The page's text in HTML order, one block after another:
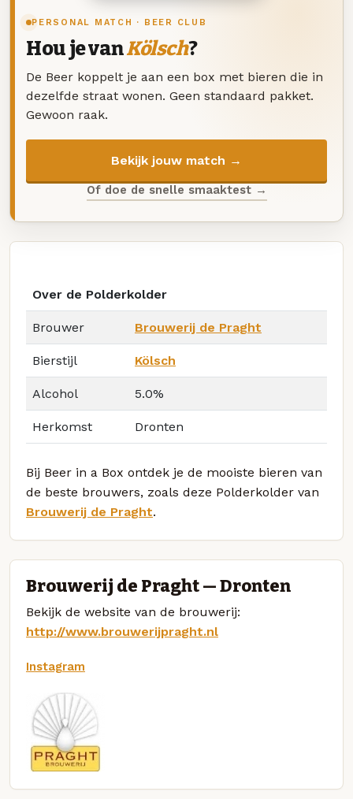
PERSONAL MATCH · BEER CLUB
Hou je vanKölsch?
De Beer koppelt je aan een box met bieren die in
dezelfde straat wonen. Geen standaard pakket.
Gewoon raak.
Bekijk jouw match →
Of doe de snelle smaaktest →
Over de Polderkolder
Brouwer Brouwerij de Praght
Bierstijl Kölsch
Alcohol 5.0%
Herkomst Dronten
Bij Beer in a Box ontdek je de mooiste bieren van
de beste brouwers, zoals deze Polderkolder van
Brouwerij de Praght.
Brouwerij de Praght — Dronten
Bekijk de website van de brouwerij:
http://www.brouwerijpraght.nl
Instagram